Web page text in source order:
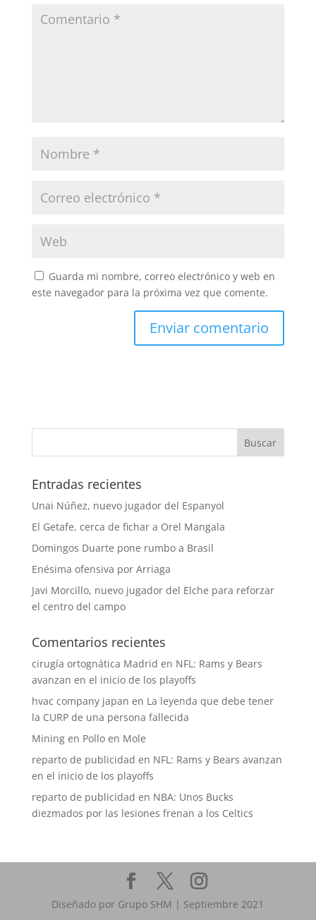
Guarda mi nombre, correo electrónico y web en
este navegador para la próxima vez que comente.
Entradas recientes
Unai Núñez, nuevo jugador del Espanyol
El Getafe, cerca de fichar a Orel Mangala
Domingos Duarte pone rumbo a Brasil
Enésima ofensiva por Arriaga
Javi Morcillo, nuevo jugador del Elche para reforzar
el centro del campo
Comentarios recientes
cirugía ortognática Madrid en NFL: Rams y Bears
avanzan en el inicio de los playoffs
hvac company japan en La leyenda que debe tener
la CURP de una persona fallecida
Miningen Pollo en Mole
reparto de publicidad en NFL: Rams y Bears avanzan
en el inicio de los playoffs
reparto de publicidad en NBA: Unos Bucks
diezmados por las lesiones frenan a los Celtics
Diseñado por Grupo SHM | Septiembre 2021